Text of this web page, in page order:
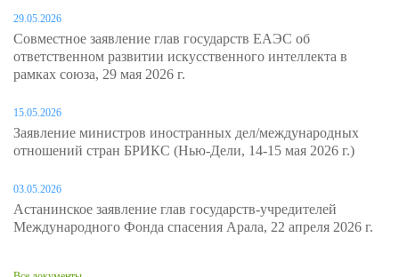
29.05.2026
Совместное заявление глав государств ЕАЭС об
ответственном развитии искусственного интеллекта в
рамках союза, 29 мая 2026 г.
15.05.2026
Заявление министров иностранных дел/международных
отношений стран БРИКС (Нью-Дели, 14-15 мая 2026 г.)
03.05.2026
Астанинское заявление глав государств-учредителей
Международного Фонда спасения Арала, 22 апреля 2026 г.